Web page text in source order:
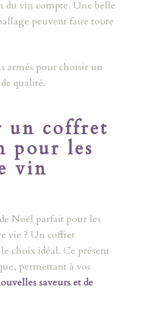
du vin compte. Une belle
peuvent faire toute
armés pour choisir un
qualité.
un coffret
pour les
vin
Noël parfait pour les
vie ? Un coffret
choix idéal. Ce présent
permettant à vos
saveurs et de